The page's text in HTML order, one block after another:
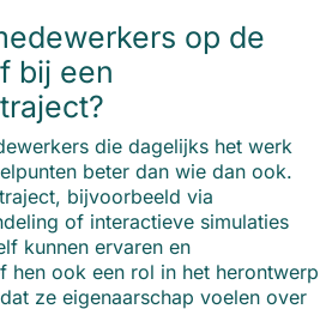
op de
bij een
die dagelijks het werk
beter dan wie dan ook.
bijvoorbeeld via
of interactieve simulaties
kunnen ervaren en
hen ook een rol in het herontwerp
ze eigenaarschap voelen over